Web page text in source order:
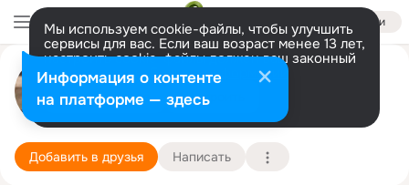
Войти
Мы используем cookie-файлы, чтобы улучшить
сервисы для вас. Если ваш возраст менее 13 лет,
настроить cookie-файлы должен ваш законный
представитель. Больше информации
Разрешить все Настроить
Василина Прусакова
Санкт-Петербург
Санкт-Петербургский колледж морского
Подробнее
Добавить в друзья Написать
Информация о контенте
на платформе — здесь